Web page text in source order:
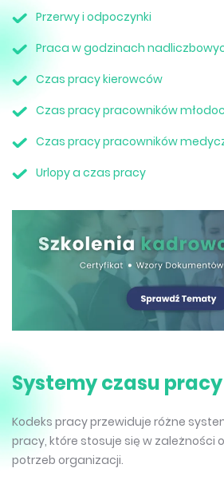
Przerwy i odpoczynki
Praca w godzinach
Czas pracy kierowców
Czas pracy pracowników
Czas pracy pracowników
Urlopy a czas pracy
Systemy czasu pracy
Kodeks pracy przewiduje różne
pracy, które stosuje się w zależności
potrzeb organizacji.